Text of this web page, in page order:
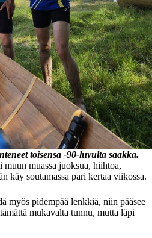
toisensa -90-luvulta saakka.
muun muassa juoksua, hiihtoa,
käy soutamassa pari kertaa viikossa.
myös pidempää lenkkiä, niin pääsee
mukavalta tunnu, mutta läpi